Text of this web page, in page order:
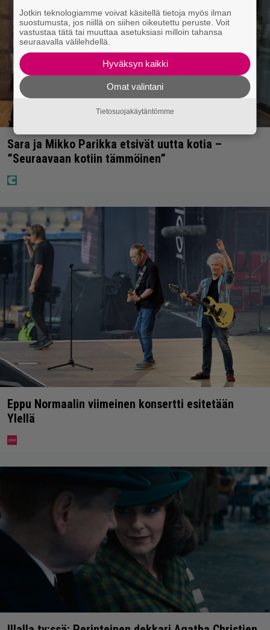
Sara ja Mikko Parikka etsivät uutta kotia –
”Seuraavaan kotiin tämmöinen”
Eppu Normaalin viimeinen konsertti esitetään
Ylellä
Jotkin teknologiamme voivat käsitellä tietoja myös ilman
suostumusta, jos niillä on siihen oikeutettu peruste. Voit
vastustaa tätä tai muuttaa asetuksiasi milloin tahansa
seuraavalla välilehdellä.
Hyväksyn kaikki
Omat valintani
Tietosuojakäytäntömme